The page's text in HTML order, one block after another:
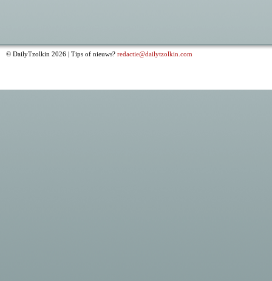
© DailyTzolkin 2026 | Tips of nieuws? redactie@dailytzolkin.com